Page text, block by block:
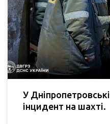
У
інцидент на шахті.